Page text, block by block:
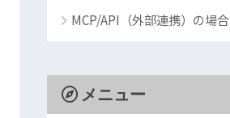
MCP/API（外部連携）の場合
メニュー